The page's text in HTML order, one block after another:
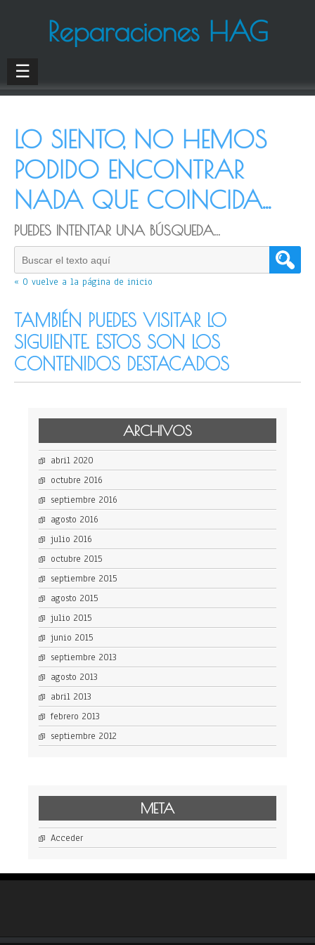
Reparaciones HAG
☰
LO SIENTO, NO HEMOS
PODIDO ENCONTRAR
NADA QUE COINCIDA...
PUEDES INTENTAR UNA BÚSQUEDA...
« O vuelve a la página de inicio
TAMBIÉN PUEDES VISITAR LO
SIGUIENTE. ESTOS SON LOS
CONTENIDOS DESTACADOS
ARCHIVOS
abril 2020
octubre 2016
septiembre 2016
agosto 2016
julio 2016
octubre 2015
septiembre 2015
agosto 2015
julio 2015
junio 2015
septiembre 2013
agosto 2013
abril 2013
febrero 2013
septiembre 2012
META
Acceder